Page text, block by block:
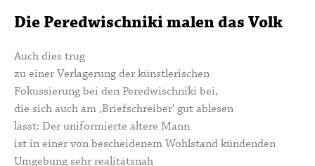
Die Peredwischniki malen das Volk
Auch dies trug
zu einer Verlagerung der künstlerischen
Fokussierung bei den Peredwischniki bei,
die sich auch am ,Briefschreiber‘ gut ablesen
lässt: Der uniformierte ältere Mann
ist in einer von bescheidenem Wohlstand kündenden
Umgebung sehr realitätsnah